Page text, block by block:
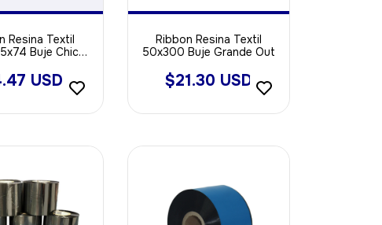
Resina Textil
Buje Chico
USD
Ribbon Resina Textil
50x300 Buje Grande Out
$21.30 USD